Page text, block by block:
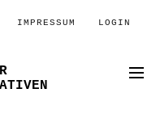
IMPRESSUM LOGIN